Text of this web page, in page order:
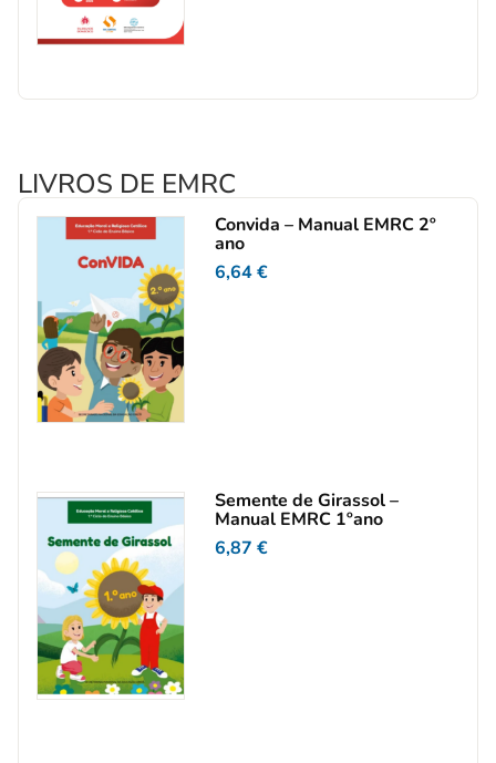
LIVROS DE EMRC
Convida – Manual EMRC 2º
ano
6,64€
Semente de Girassol –
Manual EMRC 1ºano
6,87 €